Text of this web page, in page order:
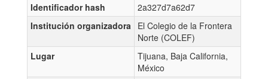
Identificador hash
2a327d7a62d7
Institución organizadora
El Colegio de la Frontera
Norte (COLEF)
Lugar
Tijuana, Baja California,
México